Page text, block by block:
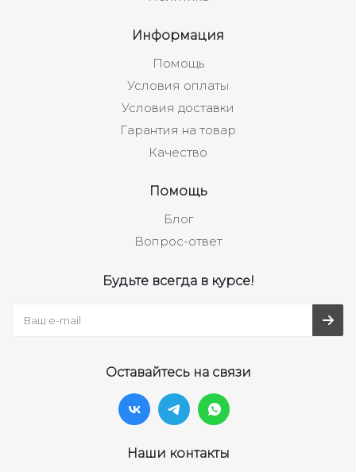
Информация
Помощь
Условия оплаты
Условия доставки
Гарантия на товар
Качество
Помощь
Блог
Вопрос-ответ
Будьте всегда в курсе!
Оставайтесь на связи
Наши контакты